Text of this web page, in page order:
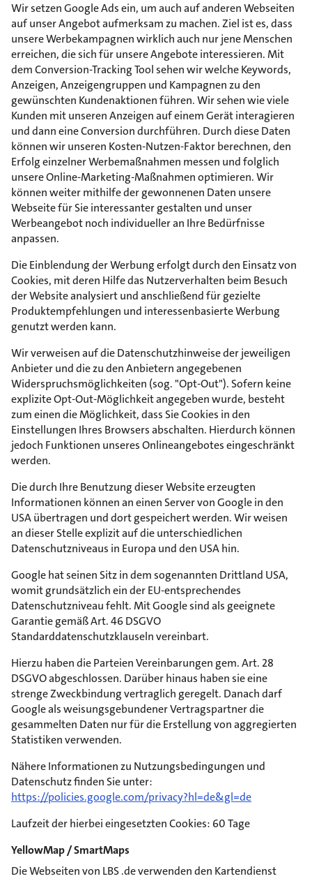
Wir setzen Google Ads ein, um auch auf anderen Webseiten
auf unser Angebot aufmerksam zu machen. Ziel ist es, dass
unsere Werbekampagnen wirklich auch nur jene Menschen
erreichen, die sich für unsere Angebote interessieren. Mit
dem Conversion-Tracking Tool sehen wir welche Keywords,
Anzeigen, Anzeigengruppen und Kampagnen zu den
gewünschten Kundenaktionen führen. Wir sehen wie viele
Kunden mit unseren Anzeigen auf einem Gerät interagieren
und dann eine Conversion durchführen. Durch diese Daten
können wir unseren Kosten-Nutzen-Faktor berechnen, den
Erfolg einzelner Werbemaßnahmen messen und folglich
unsere Online-Marketing-Maßnahmen optimieren. Wir
können weiter mithilfe der gewonnenen Daten unsere
Webseite für Sie interessanter gestalten und unser
Werbeangebot noch individueller an Ihre Bedürfnisse
anpassen.
Die Einblendung der Werbung erfolgt durch den Einsatz von
Cookies, mit deren Hilfe das Nutzerverhalten beim Besuch
der Website analysiert und anschließend für gezielte
Produktempfehlungen und interessenbasierte Werbung
genutzt werden kann.
Wir verweisen auf die Datenschutzhinweise der jeweiligen
Anbieter und die zu den Anbietern angegebenen
Widerspruchsmöglichkeiten (sog. "Opt-Out"). Sofern keine
explizite Opt-Out-Möglichkeit angegeben wurde, besteht
zum einen die Möglichkeit, dass Sie Cookies in den
Einstellungen Ihres Browsers abschalten. Hierdurch können
jedoch Funktionen unseres Onlineangebotes eingeschränkt
werden.
Die durch Ihre Benutzung dieser Website erzeugten
Informationen können an einen Server von Google in den
USA übertragen und dort gespeichert werden. Wir weisen
an dieser Stelle explizit auf die unterschiedlichen
Datenschutzniveaus in Europa und den USA hin.
Google hat seinen Sitz in dem sogenannten Drittland USA,
womit grundsätzlich ein der EU-entsprechendes
Datenschutzniveau fehlt. Mit Google sind als geeignete
Garantie gemäß Art. 46 DSGVO
Standarddatenschutzklauseln vereinbart.
Hierzu haben die Parteien Vereinbarungen gem. Art. 28
DSGVO abgeschlossen. Darüber hinaus haben sie eine
strenge Zweckbindung vertraglich geregelt. Danach darf
Google als weisungsgebundener Vertragspartner die
gesammelten Daten nur für die Erstellung von aggregierten
Statistiken verwenden.
Nähere Informationen zu Nutzungsbedingungen und
Datenschutz finden Sie unter:
https://policies.google.com/privacy?hl=de&gl=de
Laufzeit der hierbei eingesetzten Cookies: 60 Tage
YellowMap / SmartMaps
Die Webseiten von LBS .de verwenden den Kartendienst